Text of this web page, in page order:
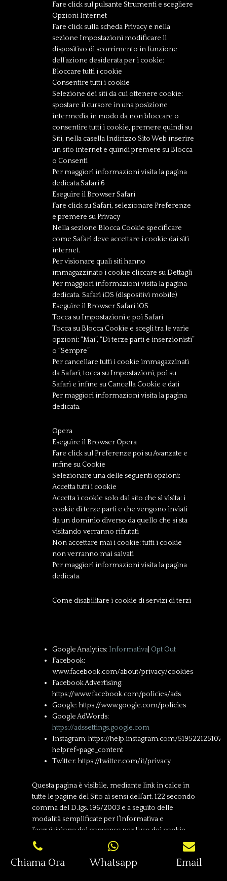
Fare click sul pulsante Strumenti e scegliere
Opzioni Internet
Fare click sulla scheda Privacy e nella
sezione Impostazioni modificare il
dispositivo di scorrimento in funzione
dell’azione desiderata per i cookie:
Bloccare tutti i cookie
Consentire tutti i cookie
Selezione dei siti da cui ottenere cookie:
spostare il cursore in una posizione
intermedia in modo da non bloccare o
consentire tutti i cookie, premere quindi su
Siti, nella casella Indirizzo Sito Web inserire
un sito internet e quindi premere su Blocca
o Consenti
Per maggiori informazioni visita la pagina
dedicata.Safari 6
Eseguire il Browser Safari
Fare click su Safari, selezionare Preferenze
e premere su Privacy
Nella sezione Blocca Cookie specificare
come Safari deve accettare i cookie dai siti
internet.
Per visionare quali siti hanno
immagazzinato i cookie cliccare su Dettagli
Per maggiori informazioni visita la pagina
dedicata. Safari iOS (dispositivi mobile)
Eseguire il Browser Safari iOS
Tocca su Impostazioni e poi Safari
Tocca su Blocca Cookie e scegli tra le varie
opzioni: “Mai”, “Di terze parti e inserzionisti”
o “Sempre”
Per cancellare tutti i cookie immagazzinati
da Safari, tocca su Impostazioni, poi su
Safari e infine su Cancella Cookie e dati
Per maggiori informazioni visita la pagina
dedicata.
Opera
Eseguire il Browser Opera
Fare click sul Preferenze poi su Avanzate e
infine su Cookie
Selezionare una delle seguenti opzioni:
Accetta tutti i cookie
Accetta i cookie solo dal sito che si visita: i
cookie di terze parti e che vengono inviati
da un dominio diverso da quello che si sta
visitando verranno rifiutati
Non accettare mai i cookie: tutti i cookie
non verranno mai salvati
Per maggiori informazioni visita la pagina
dedicata.
Come disabilitare i cookie di servizi di terzi
Google Analytics: Informativa| Opt Out
Facebook:
www.facebook.com/about/privacy/cookies
Facebook Advertising:
https://www.facebook.com/policies/ads
Google: https://www.google.com/policies
Google AdWords:
https://adssettings.google.com
Instagram: https://help.instagram.com/
helpref=page_content
Twitter: https://twitter.com/it/privacy
Questa pagina è visibile, mediante link in calce in
tutte le pagine del Sito ai sensi dell’art. 122 secondo
comma del D.lgs. 196/2003 e a seguito delle
modalità semplificate per l’informativa e
l’acquisizione del consenso per l’uso dei cookie
pubblicata sulla Gazzetta Ufficiale n.126 del 3
giugno 2014 e relativo registro dei provvedimenti
n.229 dell’8 maggio 2014.
Chiama Ora Whatsapp Email